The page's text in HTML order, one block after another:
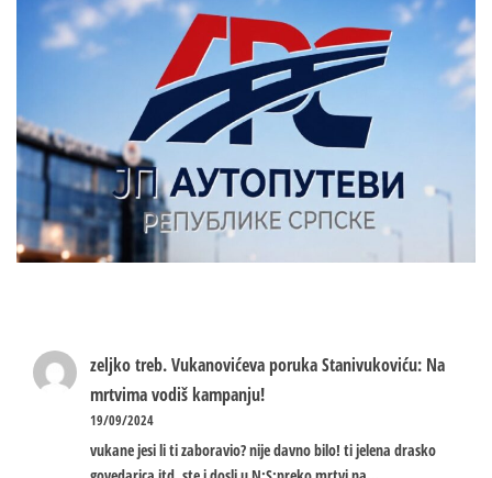
zeljko treb.Vukanovićeva poruka Stanivukoviću: Na
mrtvima vodiš kampanju!
19/09/2024
vukane jesi li ti zaboravio? nije davno bilo! ti jelena drasko